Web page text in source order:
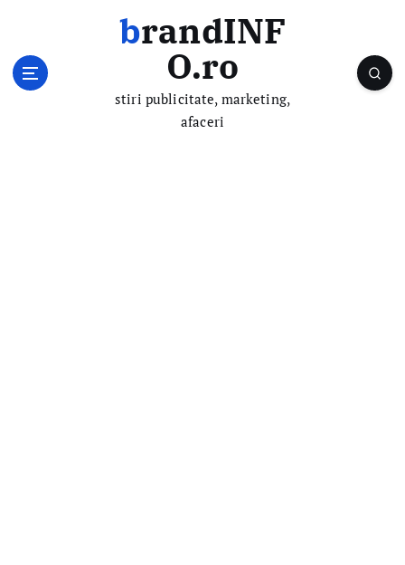
brandINF
O.ro
stiri publicitate, marketing,
afaceri